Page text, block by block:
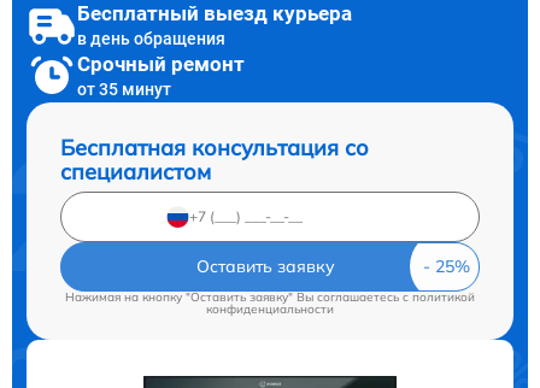
Бесплатный выезд курьера
в день обращения
Срочный ремонт
от 35 минут
Бесплатная консультация со
специалистом
Оставить заявку
Нажимая на кнопку "Оставить заявку" Вы соглашаетесь cполитикой
конфиденциальности